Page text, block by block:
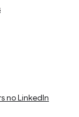
no LinkedIn